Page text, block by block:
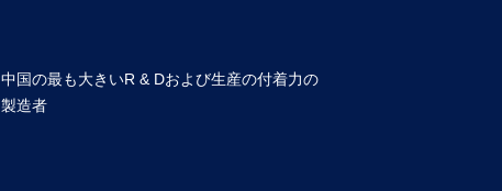
中国の最も大きいR & Dおよび生産の付着力の
製造者